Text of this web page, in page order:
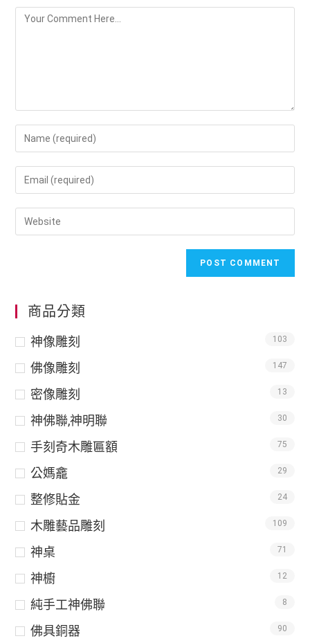
商品分類
神像雕刻 103
佛像雕刻 147
密像雕刻 13
神佛聯,神明聯 30
手刻奇木雕匾額 75
公媽龕 29
整修貼金 24
木雕藝品雕刻 109
神桌 71
神櫥 12
純手工神佛聯 8
佛具銅器 90